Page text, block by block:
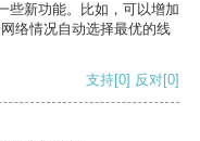
些新功能。比如，可以增加
络情况自动选择最优的线
支持[0] 反对[0]